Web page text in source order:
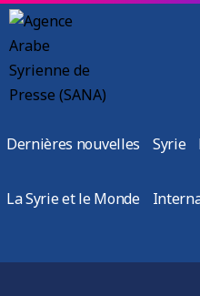
Dernières nouvelles Syrie
La Syrie et le Monde